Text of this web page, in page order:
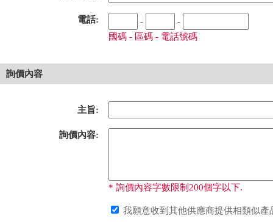
電話: -
-
國碼 - 區碼 - 電話號碼
詢價內容
主旨:
詢價內容:
* 詢價內容字數限制200個字以下.
我願意收到其他供應商提供相類似產